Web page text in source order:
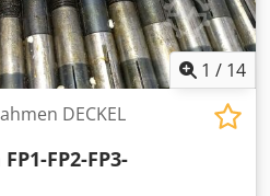
1 / 14
DECKEL
FP2-FP3-